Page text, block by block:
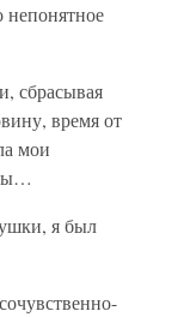
непонятное
сбрасывая
время от
мои
я был